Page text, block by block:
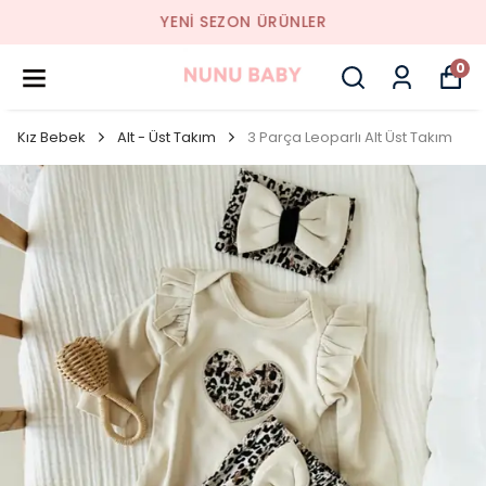
YENI SEZON ÜRÜNLER
0
Kız Bebek Alt - Üst Takım 3 Parça Leoparlı Alt Üst Takım